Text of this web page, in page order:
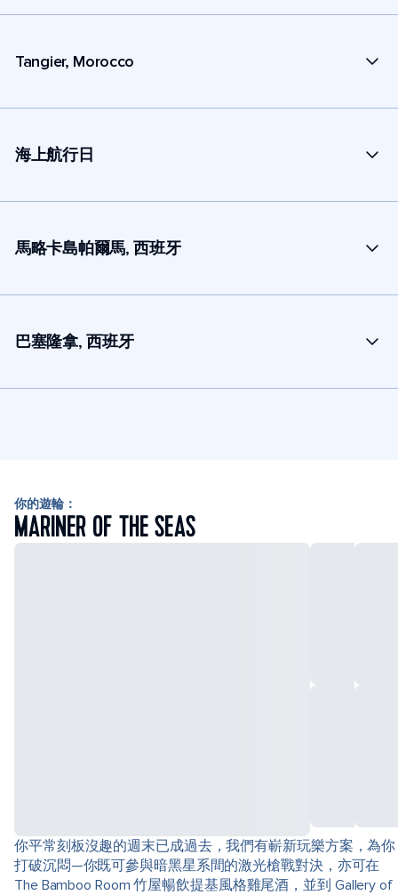
Tangier, Morocco
海上航行日
馬略卡島帕爾馬, 西班牙
巴塞隆拿, 西班牙
你的遊輪：
MARINER OF THE SEAS
你平常刻板沒趣的週末已成過去，我們有嶄新玩樂方案，為你
打破沉悶—你既可參與暗黑星系間的激光槍戰對決，亦可在
The Bamboo Room 竹屋暢飲提基風格雞尾酒，並到 Gallery of